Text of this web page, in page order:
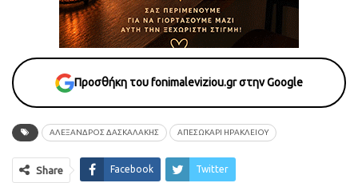
Προσθήκη του fonimaleviziou.gr στην Google
ΑΛΕΞΑΝΔΡΟΣ ΔΑΣΚΑΛΑΚΗΣ ΑΠΕΣΩΚΑΡΙ ΗΡΑΚΛΕΙΟΥ
Share Facebook Twitter